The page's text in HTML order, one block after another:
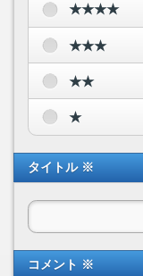
★★★★
★★★
★★
★
タイトル ※
コメント ※